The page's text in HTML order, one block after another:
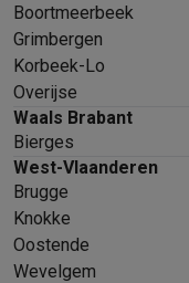
Boortmeerbeek
Grimbergen
Korbeek-Lo
Overijse
Waals Brabant
Bierges
West-Vlaanderen
Brugge
Knokke
Oostende
Wevelgem